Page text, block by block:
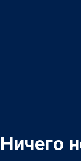
Ничего